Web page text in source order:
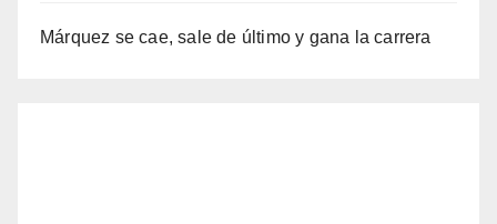
Márquez se cae, sale de último y gana la carrera